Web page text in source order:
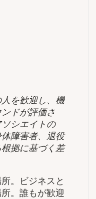
を歓迎し、機
ドが評価さ
シエイトの
障害者、退役
拠に基づく差
。ビジネスと
。誰もが歓迎